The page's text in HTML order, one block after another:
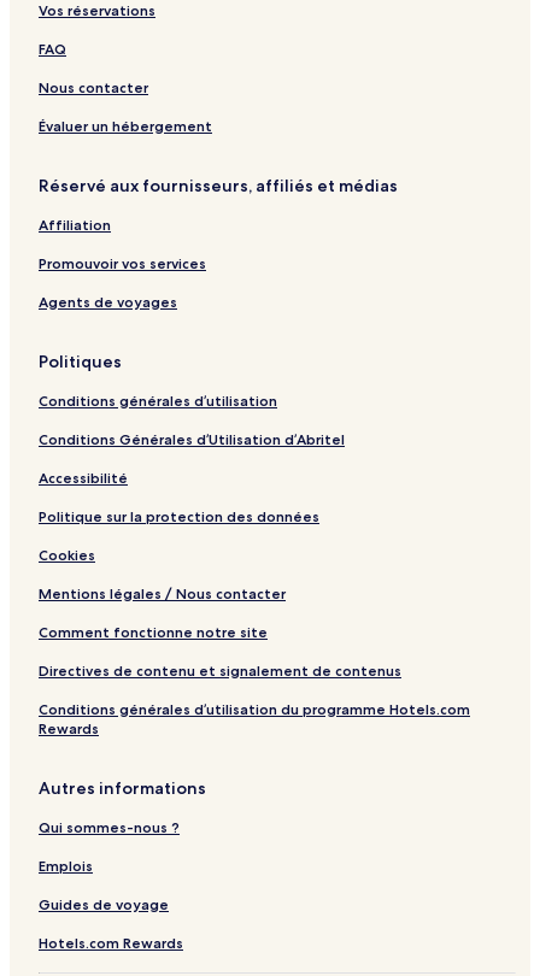
Vos réservations
FAQ
Nous contacter
Évaluer un hébergement
Réservé aux fournisseurs, affiliés et médias
Affiliation
Promouvoir vos services
Agents de voyages
Politiques
Conditions générales d’utilisation
Conditions Générales d’Utilisation d’Abritel
Accessibilité
Politique sur la protection des données
Cookies
Mentions légales / Nous contacter
Comment fonctionne notre site
Directives de contenu et signalement de contenus
Conditions générales d’utilisation du programme Hotels.com
Rewards
Autres informations
Qui sommes-nous ?
Emplois
Guides de voyage
Hotels.com Rewards